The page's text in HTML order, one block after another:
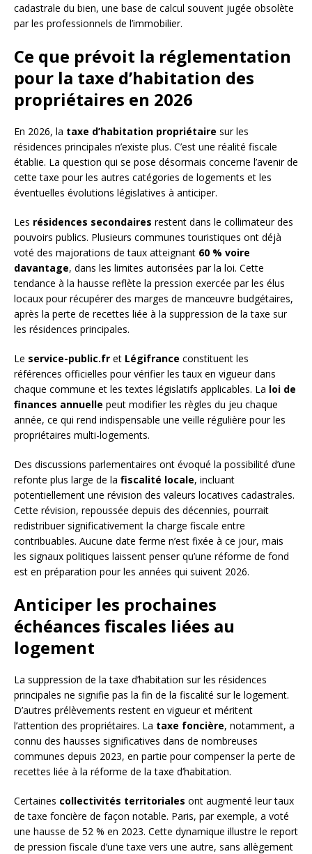
cadastrale du bien, une base de calcul souvent jugée obsolète
par les professionnels de l’immobilier.
Ce que prévoit la réglementation
pour la taxe d’habitation des
propriétaires en 2026
En 2026, la taxe d’habitation propriétaire sur les
résidences principales n’existe plus. C’est une réalité fiscale
établie. La question qui se pose désormais concerne l’avenir de
cette taxe pour les autres catégories de logements et les
éventuelles évolutions législatives à anticiper.
Les résidences secondaires restent dans le collimateur des
pouvoirs publics. Plusieurs communes touristiques ont déjà
voté des majorations de taux atteignant 60 % voire
davantage, dans les limites autorisées par la loi. Cette
tendance à la hausse reflète la pression exercée par les élus
locaux pour récupérer des marges de manœuvre budgétaires,
après la perte de recettes liée à la suppression de la taxe sur
les résidences principales.
Le service-public.fr et Légifrance constituent les
références officielles pour vérifier les taux en vigueur dans
chaque commune et les textes législatifs applicables. La loi de
finances annuelle peut modifier les règles du jeu chaque
année, ce qui rend indispensable une veille régulière pour les
propriétaires multi-logements.
Des discussions parlementaires ont évoqué la possibilité d’une
refonte plus large de la fiscalité locale, incluant
potentiellement une révision des valeurs locatives cadastrales.
Cette révision, repoussée depuis des décennies, pourrait
redistribuer significativement la charge fiscale entre
contribuables. Aucune date ferme n’est fixée à ce jour, mais
les signaux politiques laissent penser qu’une réforme de fond
est en préparation pour les années qui suivent 2026.
Anticiper les prochaines
échéances fiscales liées au
logement
La suppression de la taxe d’habitation sur les résidences
principales ne signifie pas la fin de la fiscalité sur le logement.
D’autres prélèvements restent en vigueur et méritent
l’attention des propriétaires. La taxe foncière, notamment, a
connu des hausses significatives dans de nombreuses
communes depuis 2023, en partie pour compenser la perte de
recettes liée à la réforme de la taxe d’habitation.
Certaines collectivités territoriales ont augmenté leur taux
de taxe foncière de façon notable. Paris, par exemple, a voté
une hausse de 52 % en 2023. Cette dynamique illustre le report
de pression fiscale d’une taxe vers une autre, sans allègement